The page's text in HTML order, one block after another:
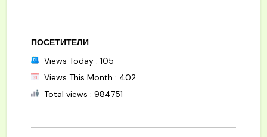
ПОСЕТИТЕЛИ
Views Today : 105
Views This Month : 402
Total views : 984751